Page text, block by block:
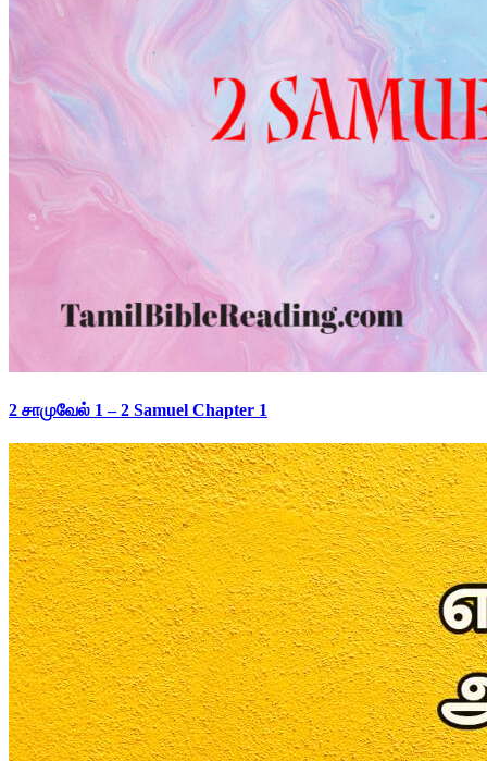
2 சாமுவேல் 1 – 2 Samuel Chapter 1